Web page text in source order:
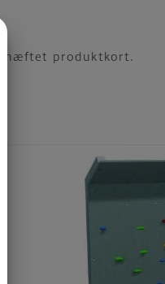
produktkort.